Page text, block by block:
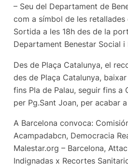
– Seu del Departament de
com a símbol de les retallades
Sortida a les 18h des de la
Departament Benestar Social i
Des de Plaça Catalunya, el
des de Plaça Catalunya,
fins Pla de Palau, seguir fins a
per Pg.Sant Joan, per acabar
A Barcelona convoca:
Acampadabcn, Democracia
Malestar.org – Barcelona,
Indignadas x Recortes